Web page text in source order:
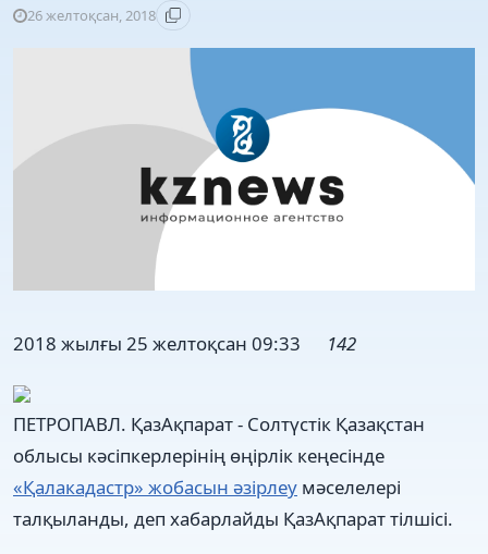
26 желтоқсан, 2018
2018 жылғы 25 желтоқсан 09:33 142
ПЕТРОПАВЛ. ҚазАқпарат - Солтүстік Қазақстан
облысы кәсіпкерлерінің өңірлік кеңесінде
«Қалакадастр» жобасын әзірлеу мәселелері
талқыланды, деп хабарлайды ҚазАқпарат тілшісі.